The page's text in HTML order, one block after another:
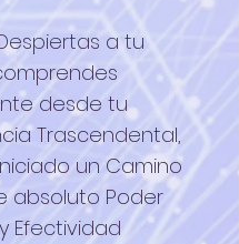
a tu
desde tu
Trascendental,
un Camino
absoluto Poder
Efectividad